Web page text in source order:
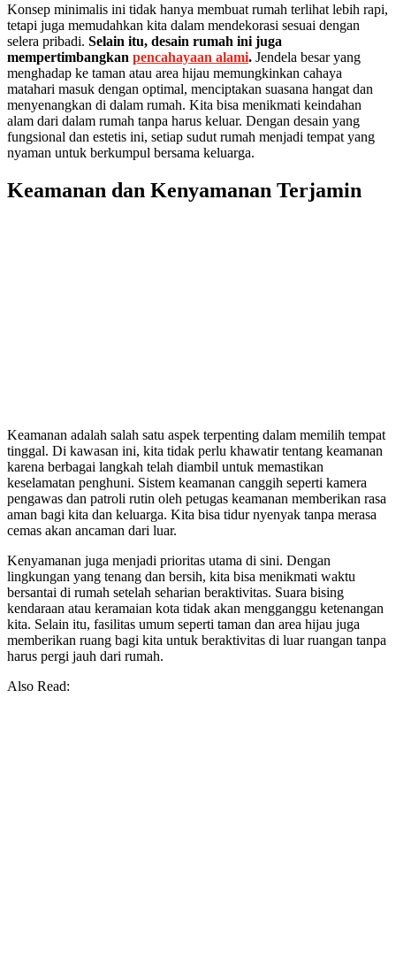
Konsep minimalis ini tidak hanya membuat rumah terlihat lebih rapi,
tetapi juga memudahkan kita dalam mendekorasi sesuai dengan
selera pribadi. Selain itu, desain rumah ini juga
mempertimbangkan pencahayaan alami. Jendela besar yang
menghadap ke taman atau area hijau memungkinkan cahaya
matahari masuk dengan optimal, menciptakan suasana hangat dan
menyenangkan di dalam rumah. Kita bisa menikmati keindahan
alam dari dalam rumah tanpa harus keluar. Dengan desain yang
fungsional dan estetis ini, setiap sudut rumah menjadi tempat yang
nyaman untuk berkumpul bersama keluarga.
Keamanan dan Kenyamanan Terjamin
Keamanan adalah salah satu aspek terpenting dalam memilih tempat
tinggal. Di kawasan ini, kita tidak perlu khawatir tentang keamanan
karena berbagai langkah telah diambil untuk memastikan
keselamatan penghuni. Sistem keamanan canggih seperti kamera
pengawas dan patroli rutin oleh petugas keamanan memberikan rasa
aman bagi kita dan keluarga. Kita bisa tidur nyenyak tanpa merasa
cemas akan ancaman dari luar.
Kenyamanan juga menjadi prioritas utama di sini. Dengan
lingkungan yang tenang dan bersih, kita bisa menikmati waktu
bersantai di rumah setelah seharian beraktivitas. Suara bising
kendaraan atau keramaian kota tidak akan mengganggu ketenangan
kita. Selain itu, fasilitas umum seperti taman dan area hijau juga
memberikan ruang bagi kita untuk beraktivitas di luar ruangan tanpa
harus pergi jauh dari rumah.
Also Read: